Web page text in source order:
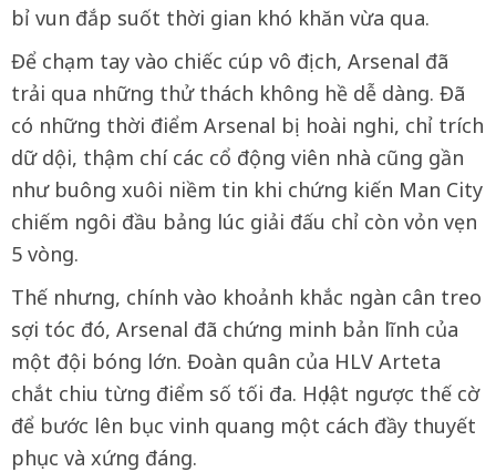
bỉ vun đắp suốt thời gian khó khăn vừa qua.
Để chạm tay vào chiếc cúp vô địch, Arsenal đã
trải qua những thử thách không hề dễ dàng. Đã
có những thời điểm Arsenal bị hoài nghi, chỉ trích
dữ dội, thậm chí các cổ động viên nhà cũng gần
như buông xuôi niềm tin khi chứng kiến Man City
chiếm ngôi đầu bảng lúc giải đấu chỉ còn vỏn vẹn
5 vòng.
Thế nhưng, chính vào khoảnh khắc ngàn cân treo
sợi tóc đó, Arsenal đã chứng minh bản lĩnh của
một đội bóng lớn. Đoàn quân của HLV Arteta
chắt chiu từng điểm số tối đa. Họ lật ngược thế cờ
để bước lên bục vinh quang một cách đầy thuyết
phục và xứng đáng.